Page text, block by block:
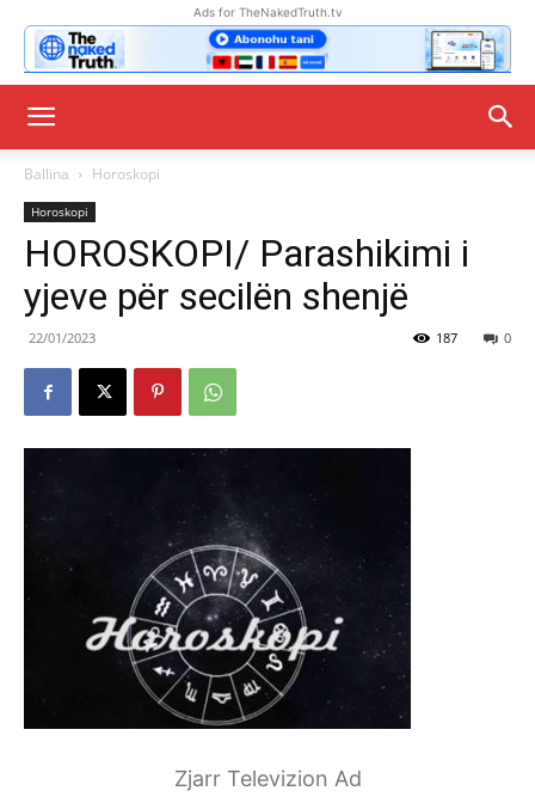
Ads for TheNakedTruth.tv
Ballina Horoskopi
Horoskopi
HOROSKOPI/ Parashikimi i
yjeve për secilën shenjë
22/01/2023 0
187
Zjarr Televizion Ad